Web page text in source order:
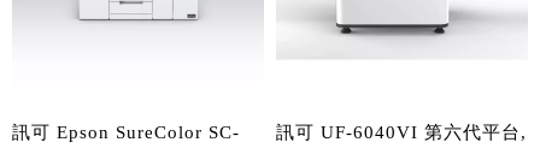
訊可 Epson SureColor SC-
訊可 UF-6040VI 第六代平台,